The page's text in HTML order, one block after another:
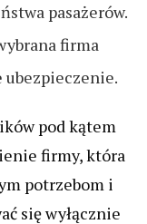
pasażerów.
firma
pod kątem
firmy, która
potrzebom i
się wyłącznie